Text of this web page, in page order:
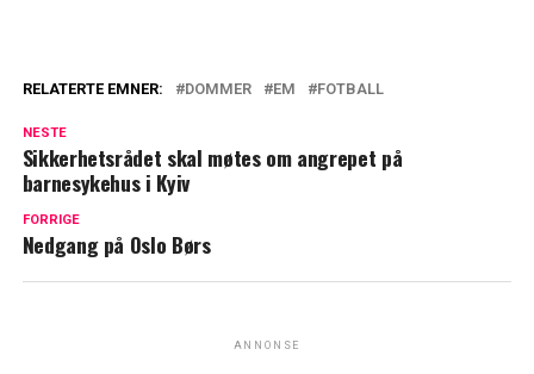
RELATERTE EMNER: DOMMER EM FOTBALL
NESTE
Sikkerhetsrådet skal møtes om angrepet på
barnesykehus i Kyiv
FORRIGE
Nedgang på Oslo Børs
ANNONSE